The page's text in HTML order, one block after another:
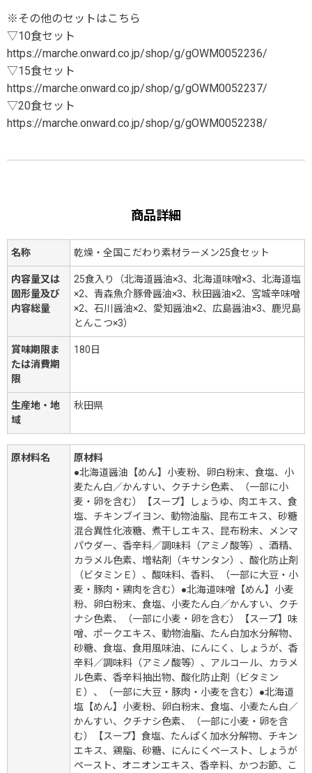
※その他のセットはこちら
▽10食セット
https://marche.onward.co.jp/shop/g/gOWM0052236/
▽15食セット
https://marche.onward.co.jp/shop/g/gOWM0052237/
▽20食セット
https://marche.onward.co.jp/shop/g/gOWM0052238/
商品詳細
名称 乾燥・全国こだわり素材ラーメン25食セット
内容量又は
固形量及び
内容総量
25食入り（北海道醤油×3、北海道味噌×3、北海道塩
×2、青森魚介豚骨醤油×3、秋田醤油×2、宮城辛味噌
×2、石川醤油×2、愛知醤油×2、広島醤油×3、鹿児島
とんこつ×3）
賞味期限ま
たは消費期
限
180日
生産地・地
域
秋田県
原材料名
原材料
●北海道醤油【めん】小麦粉、卵白粉末、食塩、小
麦たん白／かんすい、クチナシ色素、（一部に小
麦・卵を含む）【スープ】しょうゆ、肉エキス、食
塩、チキンブイヨン、動物油脂、昆布エキス、砂糖
混合異性化液糖、煮干しエキス、昆布粉末、メンマ
パウダー、香辛料／調味料（アミノ酸等）、酒精、
カラメル色素、増粘剤（キサンタン）、酸化防止剤
（ビタミンＥ）、酸味料、香料、（一部に大豆・小
麦・豚肉・鶏肉を含む）●北海道味噌【めん】小麦
粉、卵白粉末、食塩、小麦たん白／かんすい、クチ
ナシ色素、（一部に小麦・卵を含む）【スープ】味
噌、ポークエキス、動物油脂、たん白加水分解物、
砂糖、食塩、食用風味油、にんにく、しょうが、香
辛料／調味料（アミノ酸等）、アルコール、カラメ
ル色素、香辛料抽出物、酸化防止剤（ビタミン
Ｅ）、（一部に大豆・豚肉・小麦を含む）●北海道
塩【めん】小麦粉、卵白粉末、食塩、小麦たん白／
かんすい、クチナシ色素、（一部に小麦・卵を含
む）【スープ】食塩、たんぱく加水分解物、チキン
エキス、鶏脂、砂糖、にんにくペースト、しょうが
ペースト、オニオンエキス、香辛料、かつお節、こ